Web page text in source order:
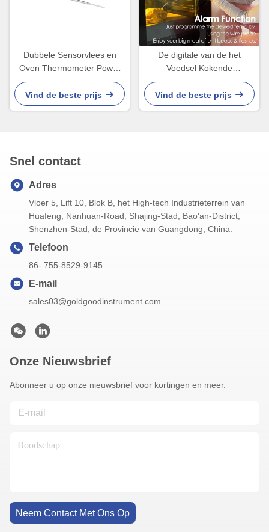
Dubbele Sensorvlees en
Oven Thermometer Power
Probe Temperature-Grill 2 in
1
Vind de beste prijs
De digitale van de het
Voedsel Kokende
Thermometer van het
BARBECUEvlees Dubbele
Sonde met
Vind de beste prijs
Snel contact
Adres
Vloer 5, Lift 10, Blok B, het High-tech Industrieterrein van
Huafeng, Nanhuan-Road, Shajing-Stad, Bao'an-District,
Shenzhen-Stad, de Provincie van Guangdong, China.
Telefoon
86- 755-8529-9145
E-mail
sales03@goldgoodinstrument.com
Onze Nieuwsbrief
Abonneer u op onze nieuwsbrief voor kortingen en meer.
Neem Contact Met Ons Op